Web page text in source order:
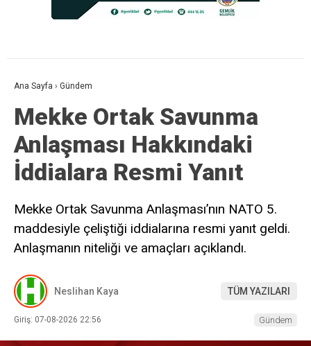
Ana Sayfa › Gündem
Mekke Ortak Savunma
Anlaşması Hakkındaki
İddialara Resmi Yanıt
Mekke Ortak Savunma Anlaşması’nın NATO 5.
maddesiyle çeliştiği iddialarına resmi yanıt geldi.
Anlaşmanın niteliği ve amaçları açıklandı.
Neslihan Kaya TÜM YAZILARI
Giriş: 07-08-2026 22:56 Gündem